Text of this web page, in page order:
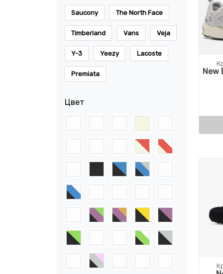
New
Saucony The North Face
Timberland Vans Veja
Y-3 Yeezy Lacoste
Premiata
Цвет